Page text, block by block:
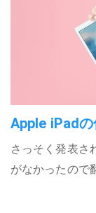
Apple iPadの
さっそく発表さ
がなかったので